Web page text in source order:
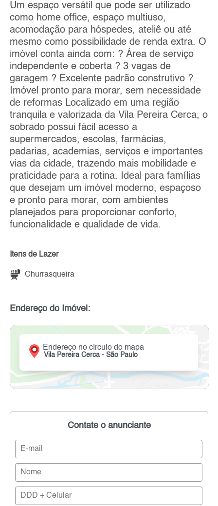
Um espaço versátil que pode ser utilizado
como home office, espaço multiuso,
acomodação para hóspedes, ateliê ou até
mesmo como possibilidade de renda extra. O
imóvel conta ainda com: ? Área de serviço
independente e coberta ? 3 vagas de
garagem ? Excelente padrão construtivo ?
Imóvel pronto para morar, sem necessidade
de reformas Localizado em uma região
tranquila e valorizada da Vila Pereira Cerca, o
sobrado possui fácil acesso a
supermercados, escolas, farmácias,
padarias, academias, serviços e importantes
vias da cidade, trazendo mais mobilidade e
praticidade para a rotina. Ideal para famílias
que desejam um imóvel moderno, espaçoso
e pronto para morar, com ambientes
planejados para proporcionar conforto,
funcionalidade e qualidade de vida.
Itens de Lazer
Churrasqueira
Endereço do Imóvel:
Endereço no círculo do mapa
Vila Pereira Cerca - São Paulo
Contate o anunciante